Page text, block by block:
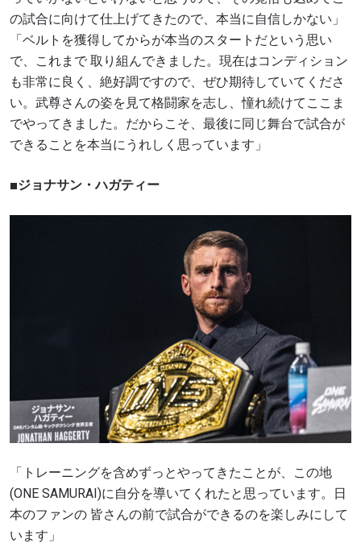
の試合に向けて仕上げてきたので、本当に自信しかない」
「ベルトを獲得してからが本当のスタートだという思い
で、これまで 取り組んできました。現在はコンディション
も非常に良く、絶好調ですので、ぜひ期待していてくださ
い。武尊さんの姿を見て格闘家を志し、憧れ続けてここま
でやってきました。だからこそ、最後に同じ舞台で試合が
できることを本当にうれしく思っています」
■ジョナサン・ハガティー
「トレーニングを含めずっとやってきたことが、この地
(ONE SAMURAI)に自分を導いてくれたと思っています。日
本のファンの 皆さんの前で試合ができるのを楽しみにして
います」